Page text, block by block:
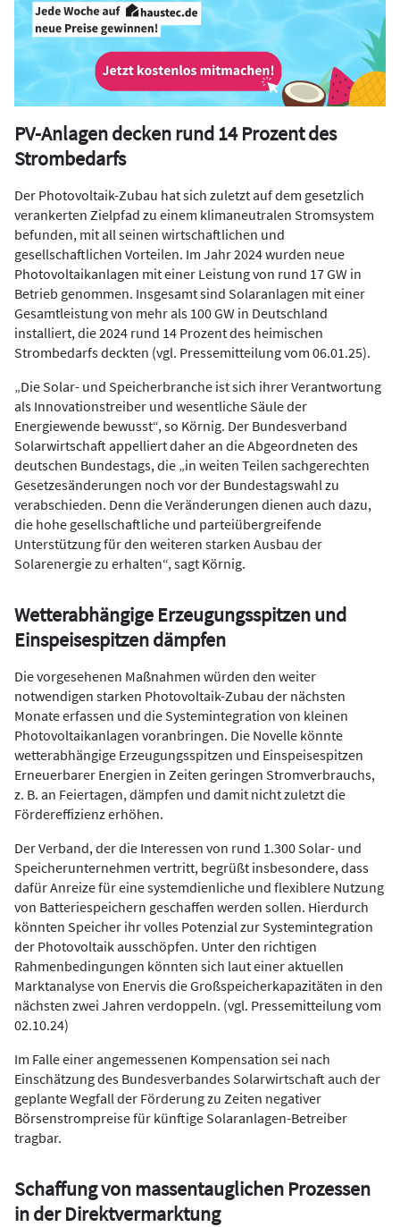
PV-Anlagen decken rund 14 Prozent des
Strombedarfs
Der Photovoltaik-Zubau hat sich zuletzt auf dem gesetzlich
verankerten Zielpfad zu einem klimaneutralen Stromsystem
befunden, mit all seinen wirtschaftlichen und
gesellschaftlichen Vorteilen. Im Jahr 2024 wurden neue
Photovoltaikanlagen mit einer Leistung von rund 17 GW in
Betrieb genommen. Insgesamt sind Solaranlagen mit einer
Gesamtleistung von mehr als 100 GW in Deutschland
installiert, die 2024 rund 14 Prozent des heimischen
Strombedarfs deckten (vgl. Pressemitteilung vom 06.01.25).
„Die Solar- und Speicherbranche ist sich ihrer Verantwortung
als Innovationstreiber und wesentliche Säule der
Energiewende bewusst“, so Körnig. Der Bundesverband
Solarwirtschaft appelliert daher an die Abgeordneten des
deutschen Bundestags, die „in weiten Teilen sachgerechten
Gesetzesänderungen noch vor der Bundestagswahl zu
verabschieden. Denn die Veränderungen dienen auch dazu,
die hohe gesellschaftliche und parteiübergreifende
Unterstützung für den weiteren starken Ausbau der
Solarenergie zu erhalten“, sagt Körnig.
Wetterabhängige Erzeugungsspitzen und
Einspeisespitzen dämpfen
Die vorgesehenen Maßnahmen würden den weiter
notwendigen starken Photovoltaik-Zubau der nächsten
Monate erfassen und die Systemintegration von kleinen
Photovoltaikanlagen voranbringen. Die Novelle könnte
wetterabhängige Erzeugungsspitzen und Einspeisespitzen
Erneuerbarer Energien in Zeiten geringen Stromverbrauchs,
z. B. an Feiertagen, dämpfen und damit nicht zuletzt die
Fördereffizienz erhöhen.
Der Verband, der die Interessen von rund 1.300 Solar- und
Speicherunternehmen vertritt, begrüßt insbesondere, dass
dafür Anreize für eine systemdienliche und flexiblere Nutzung
von Batteriespeichern geschaffen werden sollen. Hierdurch
könnten Speicher ihr volles Potenzial zur Systemintegration
der Photovoltaik ausschöpfen. Unter den richtigen
Rahmenbedingungen könnten sich laut einer aktuellen
Marktanalyse von Enervis die Großspeicherkapazitäten in den
nächsten zwei Jahren verdoppeln. (vgl. Pressemitteilung vom
02.10.24)
Im Falle einer angemessenen Kompensation sei nach
Einschätzung des Bundesverbandes Solarwirtschaft auch der
geplante Wegfall der Förderung zu Zeiten negativer
Börsenstrompreise für künftige Solaranlagen-Betreiber
tragbar.
Schaffung von massentauglichen Prozessen
in der Direktvermarktung